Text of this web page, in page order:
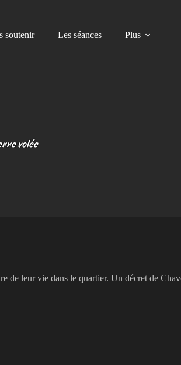
soutenir Les séances Plus
volée
leur vie dans le quartier. Un décret de